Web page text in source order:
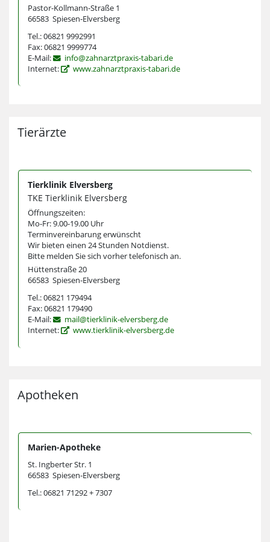
Pastor-Kollmann-Straße 1
66583 Spiesen-Elversberg
Tel.: 06821 9992991
Fax: 06821 9999774
E-Mail:
info@zahnarztpraxis-tabari.de
Internet:
www.zahnarztpraxis-tabari.de
Tierärzte
Tierklinik Elversberg
TKE Tierklinik Elversberg
Öffnungszeiten:
Mo-Fr: 9.00-19.00 Uhr
Terminvereinbarung erwünscht
Wir bieten einen 24 Stunden Notdienst.
Bitte melden Sie sich vorher telefonisch an.
Hüttenstraße 20
66583 Spiesen-Elversberg
Tel.: 06821 179494
Fax: 06821 179490
E-Mail:
mail@tierklinik-elversberg.de
Internet:
www.tierklinik-elversberg.de
Apotheken
Marien-Apotheke
St. Ingberter Str. 1
66583 Spiesen-Elversberg
Tel.: 06821 71292 + 7307